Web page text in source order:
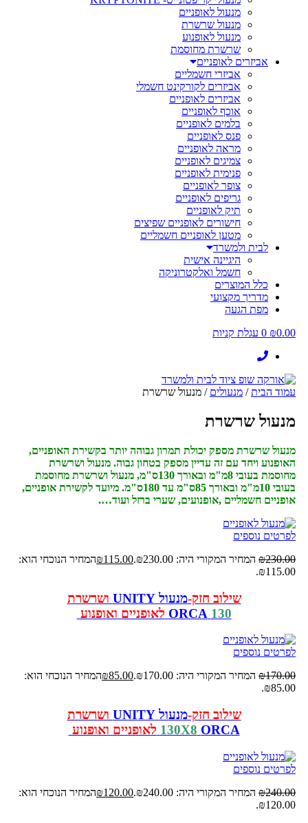
מנעול לאופניים
מנעול שרשרת
מנעול לאופנוע
שרשרת מחוסמת
אביזרים לאופניים
אביזרי חשמליים
אביזרים לקורקינט חשמלי
אביזרים לאופניים
אוכף לאופניים
בלמים לאופניים
פנס לאופניים
מראה לאופניים
צמיגים לאופניים
פנימית לאופניים
צופר לאופניים
גריפים לאופניים
תיק לאופניים
חישורים לאופניים שפיצים
מטען לאופניים חשמליים
לבית ולמשרד
היגיינה אישית
חשמל ואלקטרוניקה
כלל המוצרים
מדריך מקצועי
מפת הגעה
₪0.00
0 עגלת קניות
עמוד הבית/ מנעולים / מנעול שרשרת
מנעול שרשרת
מנעול שרשרת מספק יכולת תמרון גבוהה יותר בקשירת האופניים,
האופנוע ויחד עם זה עדיין מספק בטחון גבוה. מנעול ושרשרת
מחוסמת בעובי 8מ"מ ובאורך 130ס"מ, מנעול ושרשרת מחוסמת
בעובי 10מ"מ ובאורך 85ס"מ עד 180ס"מ. מיועד לקשירת אופניים,
אופניים חשמליים ,אופנועים, שערי ברזל ועוד….
לפרטים נוספים
₪230.00 המחיר המקורי היה: ₪230.00. ₪115.00
המחיר הנוכחי הוא:
₪115.00.
שילוב חזק-מנעול UNITY ושרשרת
130
ORCA לאופניים ואופנוע
לפרטים נוספים
₪170.00 המחיר המקורי היה: ₪170.00. ₪85.00
המחיר הנוכחי הוא:
₪85.00.
שילוב חזק-מנעול UNITY ושרשרת
130X8 ORCA לאופניים ואופנוע
לפרטים נוספים
₪240.00 המחיר המקורי היה: ₪240.00. ₪120.00
המחיר הנוכחי הוא:
₪120.00.